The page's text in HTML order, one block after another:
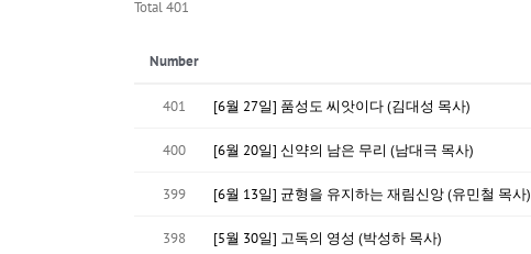
Total 401
Number
401 [6월 27일] 품성도 씨앗이다 (김대성 목사)
400 [6월 20일] 신약의 남은 무리 (남대극 목사)
399 [6월 13일] 균형을 유지하는 재림신앙 (유민철 목사)
398 [5월 30일] 고독의 영성 (박성하 목사)